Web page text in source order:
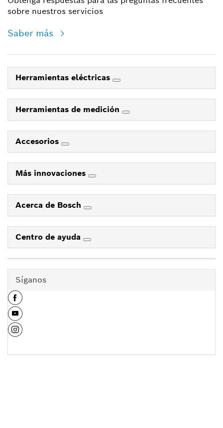
sobre nuestros servicios
Saber más
Herramientas eléctricas
Herramientas de medición
Accesorios
Más innovaciones
Acerca de Bosch
Centro de ayuda
Síganos